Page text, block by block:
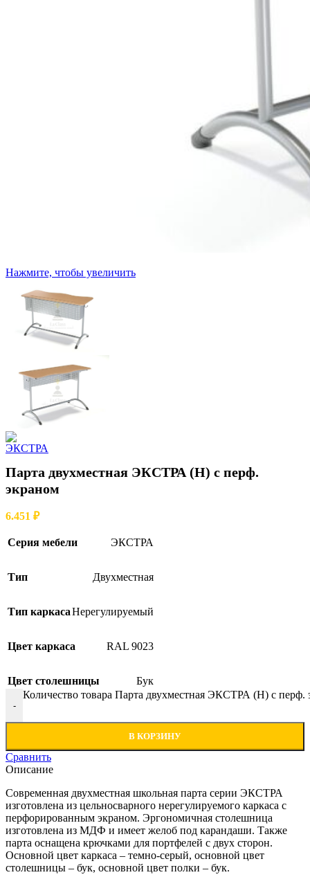
Нажмите, чтобы увеличить
Парта двухместная ЭКСТРА (Н) с перф.
экраном
6.451 ₽
Серия мебели ЭКСТРА
Тип Двухместная
Тип каркасаНерегулируемый
Цвет каркаса RAL 9023
Цвет столешницы Бук
-
Количество товара Парта двухместная ЭКСТРА (Н) с перф.
В КОРЗИНУ
Сравнить
Описание
Современная двухместная школьная парта серии ЭКСТРА
изготовлена из цельносварного нерегулируемого каркаса с
перфорированным экраном. Эргономичная столешница
изготовлена из МДФ и имеет желоб под карандаши. Также
парта оснащена крючками для портфелей с двух сторон.
Основной цвет каркаса – темно-серый, основной цвет
столешницы – бук, основной цвет полки – бук.